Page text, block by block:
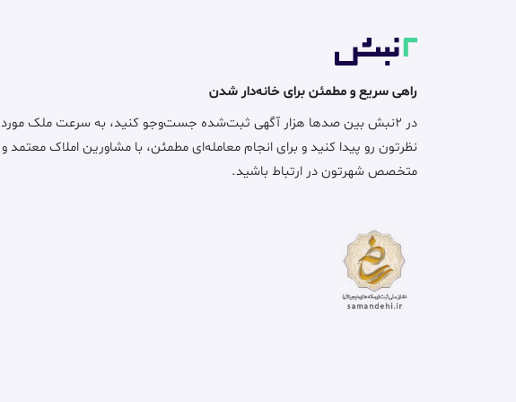
راهی سریع و مطمئن برای خانه‌دار شدن
در ۲نبش بین صدها هزار آگهی ثبت‌شده جست‌وجو کنید، به سرعت ملک مورد
نظرتون رو پیدا کنید و برای انجام معامله‌ای مطمئن، با مشاورین املاک معتمد و
متخصص شهرتون در ارتباط باشید.